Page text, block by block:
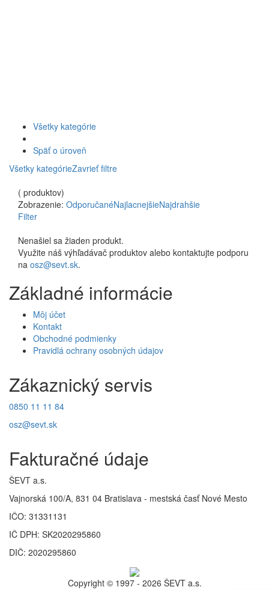
Všetky kategórie
Späť o úroveň
Všetky kategórieZavrieť filtre
( produktov)
Zobrazenie: OdporučanéNajlacnejšieNajdrahšie
Filter
Nenašiel sa žiaden produkt.
Využite náš výhľadávač produktov alebo kontaktujte podporu
na osz@sevt.sk.
Základné informácie
Môj účet
Kontakt
Obchodné podmienky
Pravidlá ochrany osobných údajov
Zákaznický servis
0850 11 11 84
osz@sevt.sk
Fakturačné údaje
ŠEVT a.s.
Vajnorská 100/A, 831 04 Bratislava - mestská časť Nové Mesto
IČO: 31331131
IČ DPH: SK2020295860
DIČ: 2020295860
Copyright © 1997 - 2026 ŠEVT a.s.